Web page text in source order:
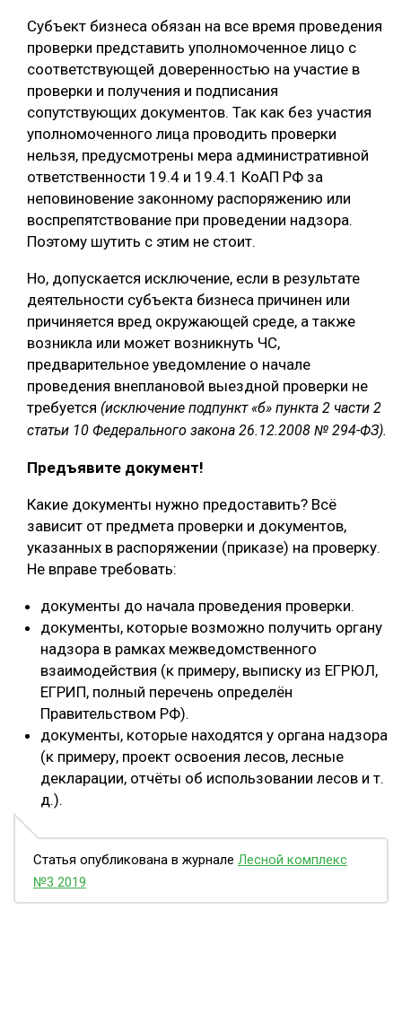
Субъект бизнеса обязан на все время проведения
проверки представить уполномоченное лицо с
соответствующей доверенностью на участие в
проверки и получения и подписания
сопутствующих документов. Так как без участия
уполномоченного лица проводить проверки
нельзя, предусмотрены мера административной
ответственности 19.4 и 19.4.1 КоАП РФ за
неповиновение законному распоряжению или
воспрепятствование при проведении надзора.
Поэтому шутить с этим не стоит.
Но, допускается исключение, если в результате
деятельности субъекта бизнеса причинен или
причиняется вред окружающей среде, а также
возникла или может возникнуть ЧС,
предварительное уведомление о начале
проведения внеплановой выездной проверки не
требуется (исключение подпункт «б» пункта 2 части 2
статьи 10 Федерального закона 26.12.2008 № 294-ФЗ).
Предъявите документ!
Какие документы нужно предоставить? Всё
зависит от предмета проверки и документов,
указанных в распоряжении (приказе) на проверку.
Не вправе требовать:
документы до начала проведения проверки.
документы, которые возможно получить органу
надзора в рамках межведомственного
взаимодействия (к примеру, выписку из ЕГРЮЛ,
ЕГРИП, полный перечень определён
Правительством РФ).
документы, которые находятся у органа надзора
(к примеру, проект освоения лесов, лесные
декларации, отчёты об использовании лесов и т.
д.).
Статья опубликована в журнале Лесной комплекс
№3 2019